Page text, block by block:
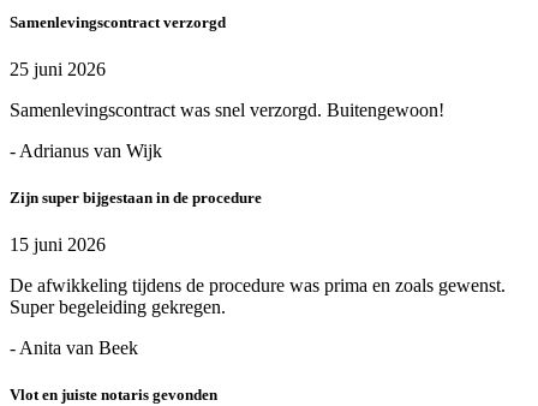
Samenlevingscontract verzorgd
25 juni 2026
Samenlevingscontract was snel verzorgd. Buitengewoon!
- Adrianus van Wijk
Zijn super bijgestaan in de procedure
15 juni 2026
De afwikkeling tijdens de procedure was prima en zoals gewenst.
Super begeleiding gekregen.
- Anita van Beek
Vlot en juiste notaris gevonden